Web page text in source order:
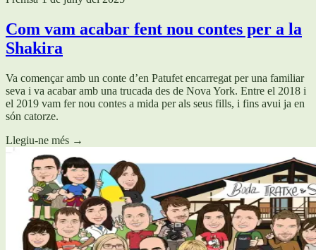
Com vam acabar fent nou contes per a la
Shakira
Va començar amb un conte d’en Patufet encarregat per una familiar
seva i va acabar amb una trucada des de Nova York. Entre el 2018 i
el 2019 vam fer nou contes a mida per als seus fills, i fins avui ja en
són catorze.
Llegiu-ne més →